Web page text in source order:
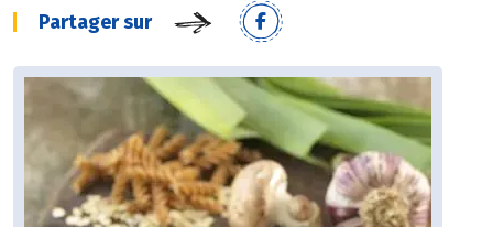
Partager sur